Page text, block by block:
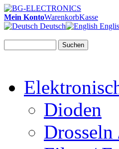
Mein KontoWarenkorbKasse
Deutsch
Suchen
Dioden